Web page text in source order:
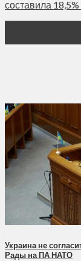
составила
Украина не
Рады на ПА НАТО